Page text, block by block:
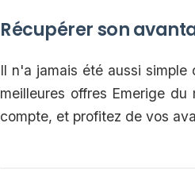
Récupérer son
Il n'a jamais été aussi
meilleures offres Emerige
compte, et profitez de vos